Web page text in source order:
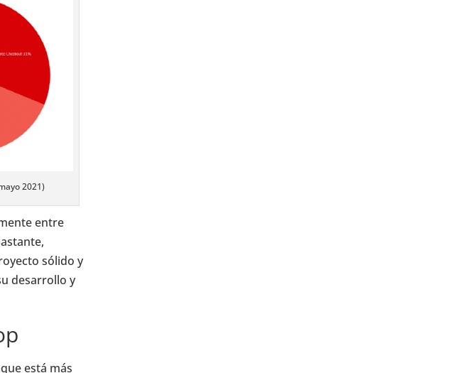
2021)
entre
sólido y
desarrollo y
está más